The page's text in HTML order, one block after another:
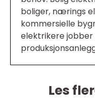
boliger, nærings
kommersielle
elektrikere jobber
Les